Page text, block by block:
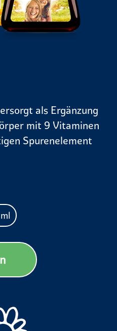
als Ergänzung
mit 9 Vitaminen
Spurenelement